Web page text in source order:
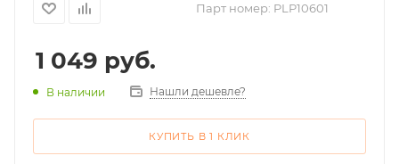
Парт номер: PLP10601
1 049 руб.
В наличии Нашли дешевле?
КУПИТЬ В 1 КЛИК